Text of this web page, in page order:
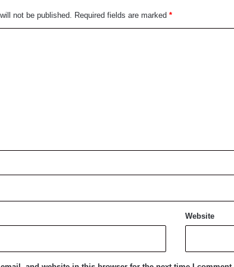
not be published. Required fields are marked *
Website